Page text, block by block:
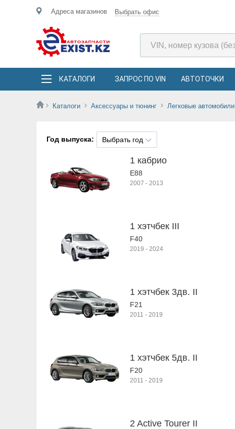
Адреса магазинов Выбрать офис
КАТАЛОГИ ЗАПРОС ПО VIN АВТОТОЧКИ
Каталоги Аксессуары и тюнинг Легковые автомобили
Год выпуска: Выбрать год
1 кабрио
E88
2007 - 2013
1 хэтчбек III
F40
2019 - 2024
1 хэтчбек 3дв. II
F21
2011 - 2019
1 хэтчбек 5дв. II
F20
2011 - 2019
2 Active Tourer II